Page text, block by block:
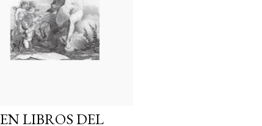
LIBROS DEL